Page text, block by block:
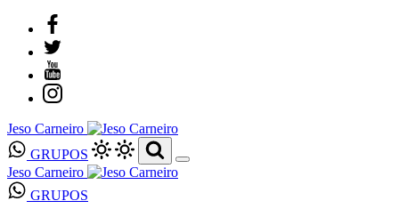
Jeso Carneiro
GRUPOS
Jeso Carneiro
GRUPOS